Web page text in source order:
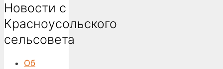
Новости с
Красноусольского
сельсовета
Об